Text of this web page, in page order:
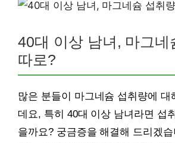
40대 이상 남녀, 마그네
따로?
많은 분들이 마그네슘 섭취량에 대
데요, 특히 40대 이상 남녀라면 섭
을까요? 궁금증을 해결해 드리겠